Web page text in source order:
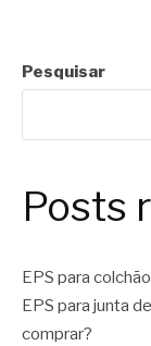
Pesquisar
Posts
EPS para
EPS para junta
comprar?